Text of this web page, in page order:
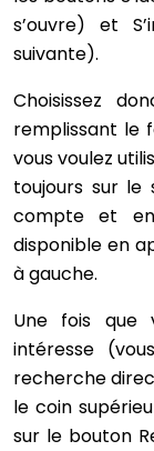
s’ouvre) et
suivante).
Choisissez
remplissant le
vous voulez
toujours sur le
compte et
disponible en
à gauche.
Une fois que
intéresse
recherche
le coin
sur le bouton